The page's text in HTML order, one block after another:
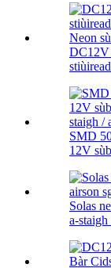
DC12V
SMD
12V
Solas
a-staigh